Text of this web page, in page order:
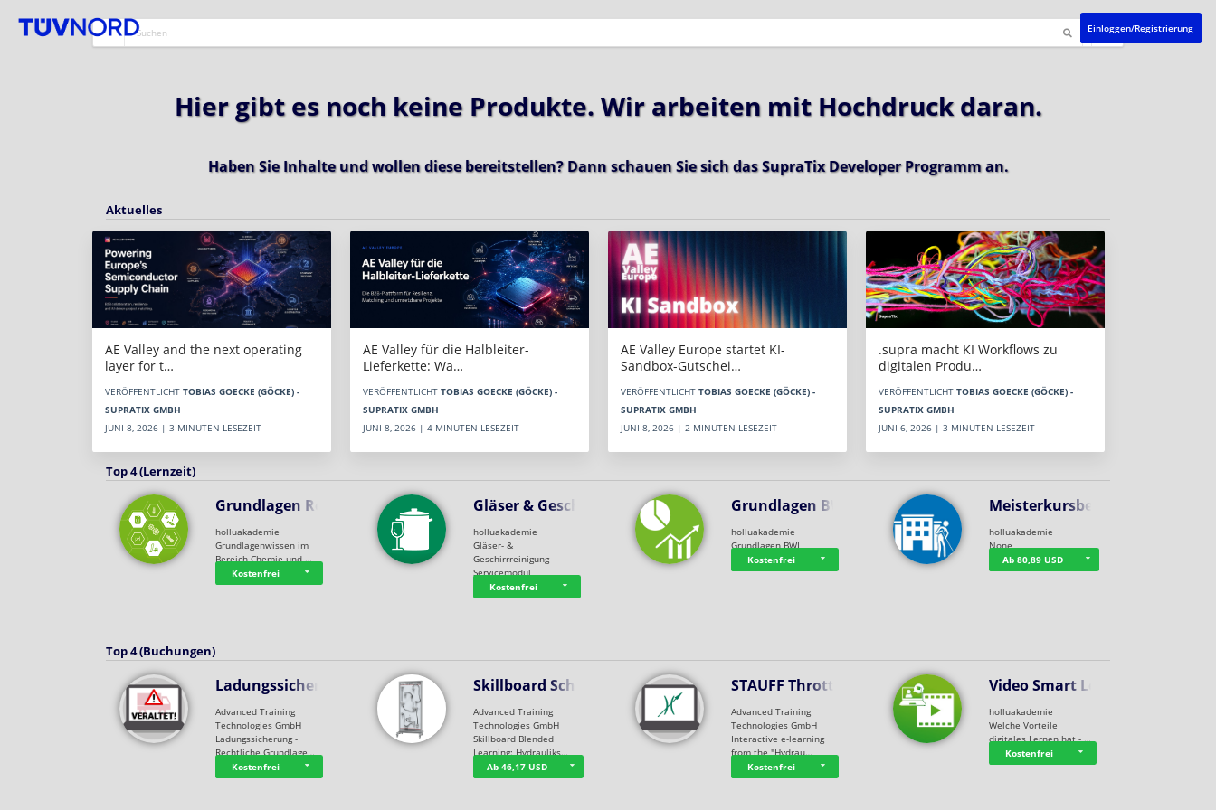
Einloggen/Registrierung
Hier gibt es noch keine Produkte. Wir arbeiten mit Hochdruck daran.
Haben Sie Inhalte und wollen diese bereitstellen? Dann schauen Sie sich dasSupraTix Developer Programman.
Aktuelles
AE Valley and the next operating
layer for t…
VERÖFFENTLICHT TOBIAS GOECKE (GÖCKE) -
SUPRATIX GMBH
JUNI 8, 2026 | 3 MINUTEN LESEZEIT
AE Valley für die Halbleiter-
Lieferkette: Wa…
VERÖFFENTLICHT TOBIAS GOECKE (GÖCKE) -
SUPRATIX GMBH
JUNI 8, 2026 | 4 MINUTEN LESEZEIT
AE Valley Europe startet KI-
Sandbox-Gutschei…
VERÖFFENTLICHT TOBIAS GOECKE (GÖCKE) -
SUPRATIX GMBH
JUNI 8, 2026 | 2 MINUTEN LESEZEIT
.supra macht KI Workflows zu
digitalen Produ…
VERÖFFENTLICHT TOBIAS GOECKE (GÖCKE) -
SUPRATIX GMBH
JUNI 6, 2026 | 3 MINUTEN LESEZEIT
Top 4 (Lernzeit)
Grundlagen Rein…
holluakademie
Grundlagenwissen im
Bereich Chemie und …
Kostenfrei
Gläser & Geschi…
holluakademie
Gläser- &
Geschirrreinigung
Servicemodul
Kostenfrei
Grundlagen BWL
holluakademie
Grundlagen BWL
Kostenfrei
Meisterkursbegl…
holluakademie
None
Ab 80,89 USD
Top 4 (Buchungen)
Ladungssicherung
Advanced Training
Technologies GmbH
Ladungssicherung -
Rechtliche Grundlage…
Kostenfrei
Skillboard Schl…
Advanced Training
Technologies GmbH
Skillboard Blended
Learning: Hydrauliks…
Ab 46,17 USD
STAUFF Throttle…
Advanced Training
Technologies GmbH
Interactive e-learning
from the "Hydrau…
Kostenfrei
Video Smart Lea…
holluakademie
Welche Vorteile
digitales Lernen hat - …
Kostenfrei